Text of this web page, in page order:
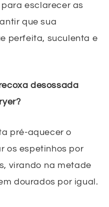
esclarecer as
que sua
perfeita, suculenta e
desossada
pré-aquecer o
os espetinhos por
virando na metade
dourados por igual.